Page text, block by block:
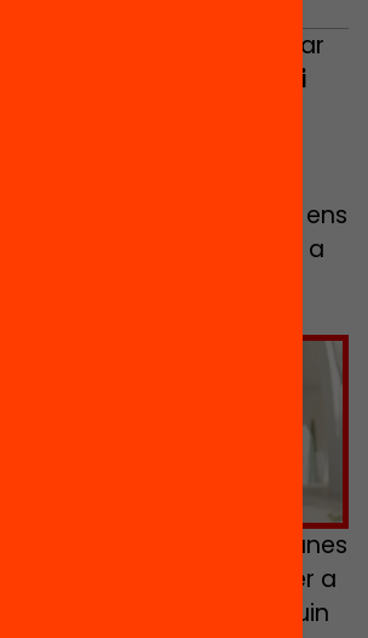
ens ha permès generar
per
alinear el treball i
en l’equitat en el fora
altre perspectiva,
i estratègies per a
en diversos nivells que ens
el treball que es porta a
centre als infants i les
es van plantejar algunes
poden ser rellevants per a
mesures que promoguin